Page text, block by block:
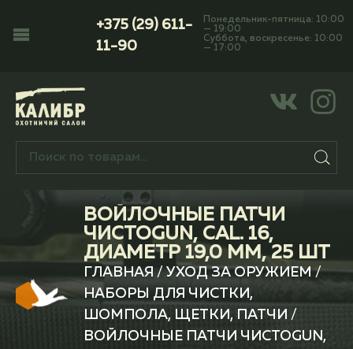
+375 (29) 611-
11-90
Понедельник-пятница: 10:00
— 19:00
Суббота, воскресенье: 10:00
— 17:00
ВОЙЛОЧНЫЕ ПАТЧИ
ЧИСТОGUN, CAL. 16,
ДИАМЕТР 19,0 ММ, 25 ШТ
ГЛАВНАЯ /УХОД ЗА ОРУЖИЕМ/
НАБОРЫ ДЛЯ ЧИСТКИ,
ШОМПОЛА, ЩЕТКИ, ПАТЧИ /
ВОЙЛОЧНЫЕ ПАТЧИ ЧИСТОGUN,